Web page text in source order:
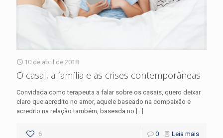
10 de abril de 2018
O casal, a família e as crises contemporâneas
Convidada como terapeuta a falar sobre os casais, quero deixar
claro que acredito no amor, aquele baseado na compaixão e
acredito na relação também, baseada no
6 0 Leia mais